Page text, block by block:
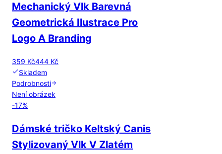
Mechanický Vlk Barevná
Geometrická Ilustrace Pro
Logo A Branding
359 Kč444 Kč
Skladem
Podrobnosti
Není obrázek
-17%
Dámské tričko Keltský Canis
Stylizovaný Vlk V Zlatém